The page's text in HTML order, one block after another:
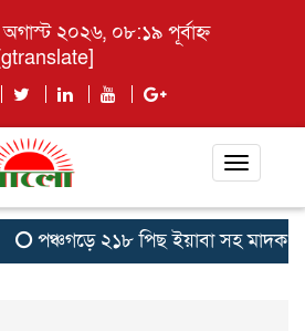
২০২৬, ০৮:১৯ পূর্বাহ্ন
Toggle
পঞ্চগড়ে ২১৮ পিছ ইয়াবা সহ মাদক